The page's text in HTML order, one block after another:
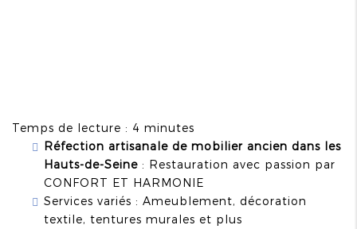
Temps de lecture : 4 minutes
Réfection artisanale de mobilier ancien dans les
Hauts-de-Seine : Restauration avec passion par
CONFORT ET HARMONIE
Services variés : Ameublement, décoration
textile, tentures murales et plus